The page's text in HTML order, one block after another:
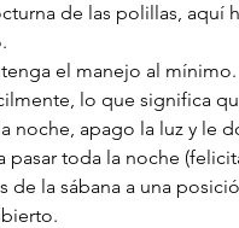
de las polillas, aquí
lo que significa
pasar toda la noche
de la sábana a una